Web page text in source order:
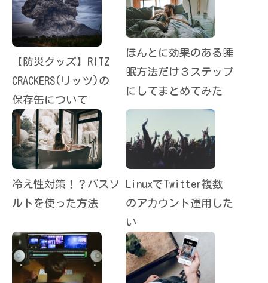
【防災グッズ】RITZ
CRACKERS(リッツ)の
保存缶について
ほんとに効果のある睡
眠方法だけ３ステップ
にしてまとめてみた
冷え性対策！？バスソ
ルトを使った方法
LinuxでTwitter複数
のアカウント運用した
い